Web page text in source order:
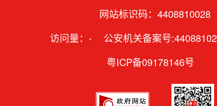
网站标识码：4408810028
访问量： - 公安机关备案号
粤ICP备09178146号